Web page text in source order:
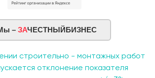
– ЗАЧЕСТНЫЙБИЗНЕС
строительно - монтажных работ
отклонение показателя